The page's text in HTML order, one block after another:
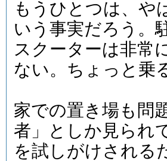
もうひとつは、や
いう事実だろう。
スクーターは非常
ない。ちょっと乗
家での置き場も問
者」としか見られ
を試しがけされる